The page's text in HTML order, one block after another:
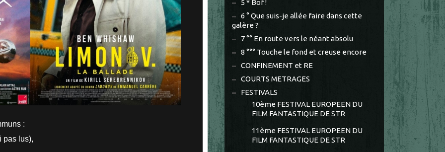
:
pas lus),
5 * Bof !
6 ° Que suis-je allée faire dans cette
galère ?
7 °° En route vers le néant absolu
8 °°° Touche le fond et creuse encore
CONFINEMENT et RE
COURTS METRAGES
FESTIVALS
10ème FESTIVAL EUROPEEN DU
FILM FANTASTIQUE DE STR
11ème FESTIVAL EUROPEEN DU
FILM FANTASTIQUE DE STR